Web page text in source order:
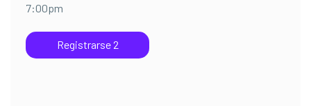
7:00pm
Registrarse 2